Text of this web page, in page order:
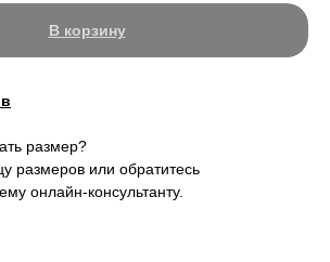
В корзину
размер?
размеров или обратитесь
онлайн-консультанту.